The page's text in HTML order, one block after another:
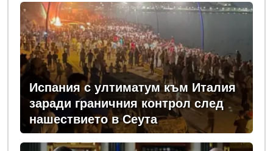
Испания с ултиматум към Италия
заради граничния контрол след
нашествието в Сеута